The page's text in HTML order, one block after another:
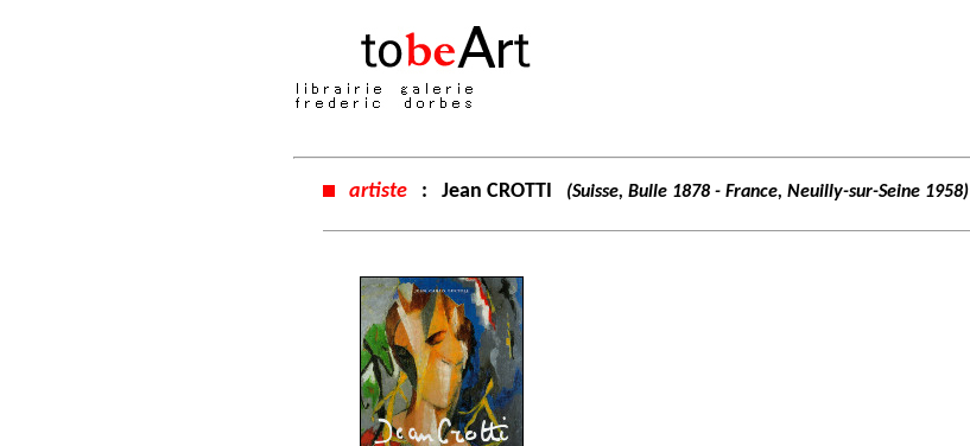
artiste : Jean CROTTI (Suisse, Bulle 1878 - France, Neuilly-sur-Seine 1958)